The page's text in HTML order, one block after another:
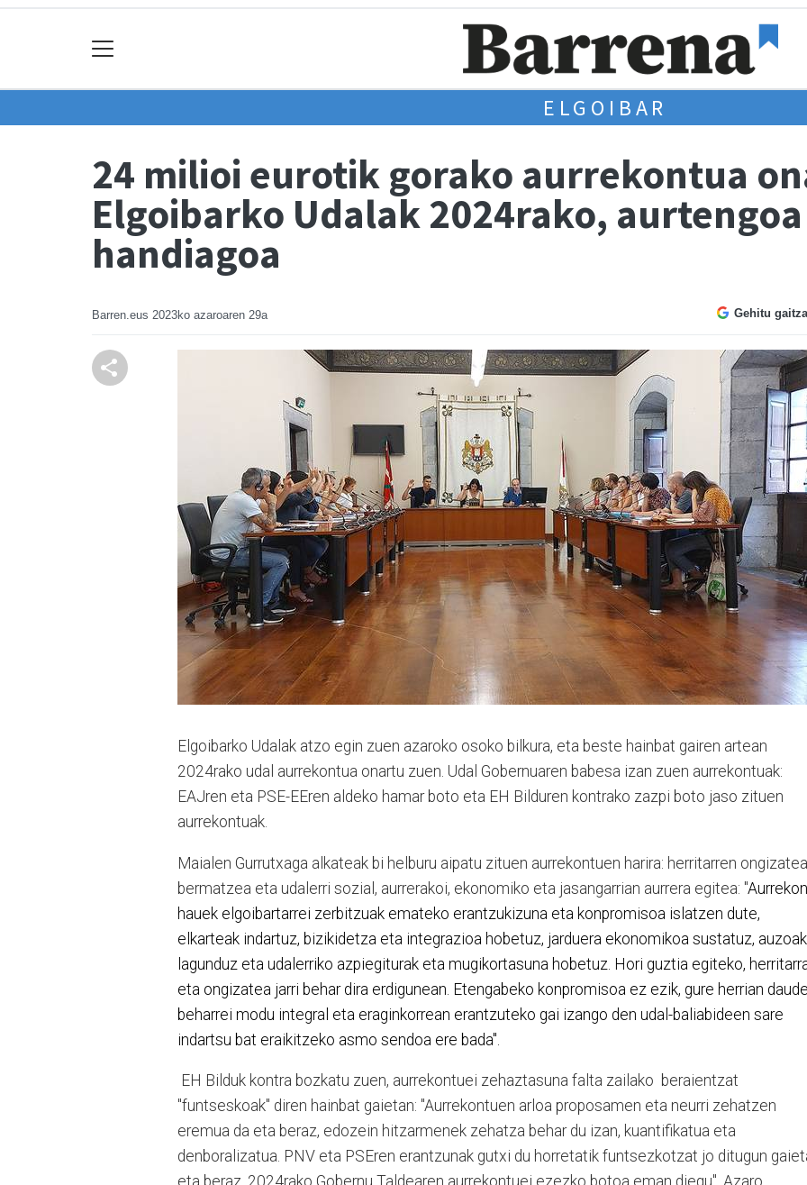
ELGOIBAR
24 milioi eurotik gorako aurrekontua
Elgoibarko Udalak 2024rako,
handiagoa
Barren.eus 2023ko azaroaren 29a Gehitu
Elgoibarko Udalak atzo egin zuen azaroko osoko bilkura, eta beste hainbat gairen artean
2024rako udal aurrekontua onartu zuen. Udal Gobernuaren babesa izan zuen aurrekontuak:
EAJren eta PSE-EEren aldeko hamar boto eta EH Bilduren kontrako zazpi boto jaso zituen
aurrekontuak.
Maialen Gurrutxaga alkateak bi helburu aipatu zituen aurrekontuen harira: herritarren ongizatea
bermatzea eta udalerri sozial, aurrerakoi, ekonomiko eta jasangarrian aurrera egitea: "
hauek elgoibartarrei zerbitzuak emateko erantzukizuna eta konpromisoa islatzen dute,
elkarteak indartuz, bizikidetza eta integrazioa hobetuz, jarduera ekonomikoa sustatuz, auzoak
lagunduz eta udalerriko azpiegiturak eta mugikortasuna hobetuz. Hori guztia egiteko,
eta ongizatea jarri behar dira erdigunean. Etengabeko konpromisoa ez ezik, gure herrian
beharrei modu integral eta eraginkorrean erantzuteko gai izango den udal-baliabideen sare
indartsu bat eraikitzeko asmo sendoa ere bada".
EH Bilduk kontra bozkatu zuen, aurrekontuei zehaztasuna falta zailako beraientzat
"funtseskoak" diren hainbat gaietan: "Aurrekontuen arloa proposamen eta neurri zehatzen
eremua da eta beraz, edozein hitzarmenek zehatza behar du izan, kuantifikatua eta
denboralizatua. PNV eta PSEren erantzunak gutxi du horretatik funtsezkotzat jo ditugun